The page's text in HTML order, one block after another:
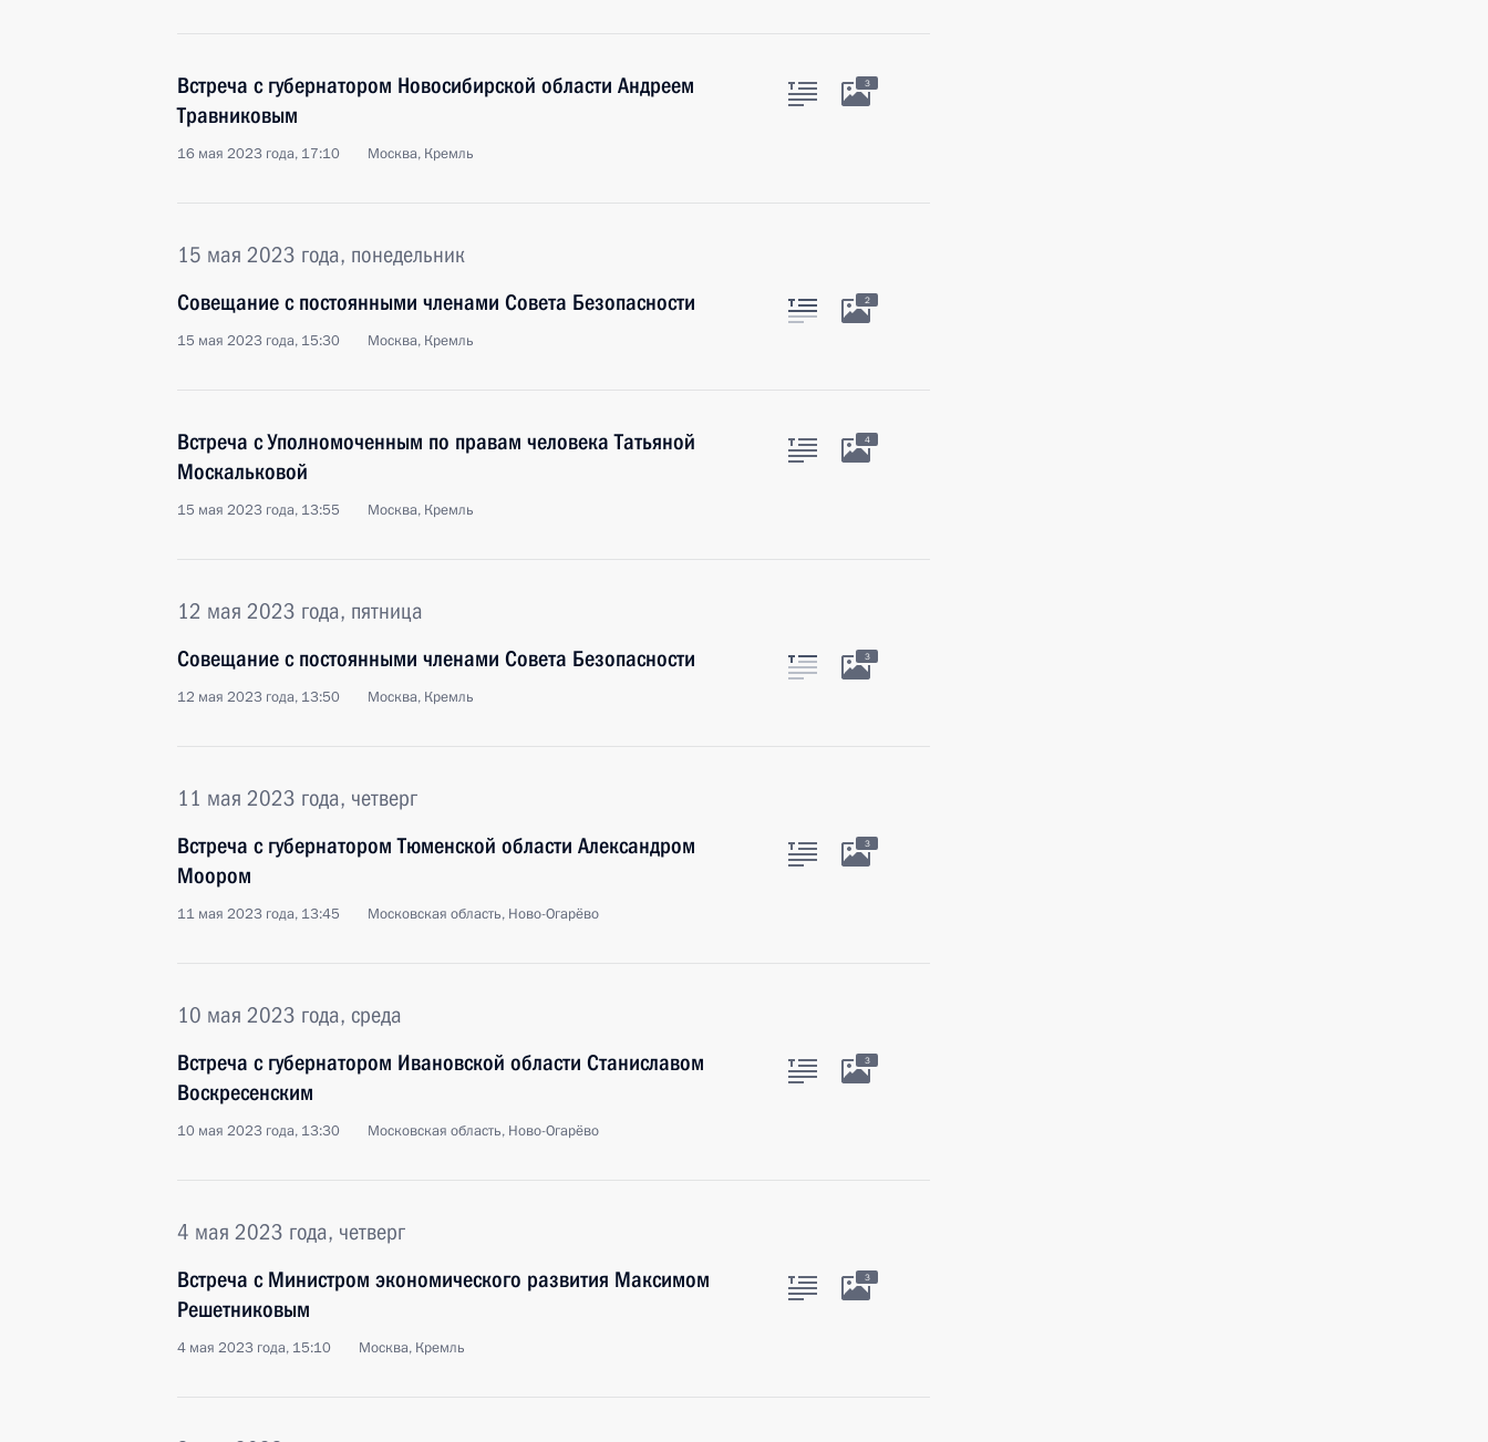
Встреча с губернатором Новосибирской области Андреем
Травниковым
16 мая 2023 года, 17:10 Москва, Кремль
3
15 мая 2023 года, понедельник
Совещание с постоянными членами Совета Безопасности
15 мая 2023 года, 15:30 Москва, Кремль
2
Встреча с Уполномоченным по правам человека Татьяной
Москальковой
15 мая 2023 года, 13:55 Москва, Кремль
4
12 мая 2023 года, пятница
Совещание с постоянными членами Совета Безопасности
12 мая 2023 года, 13:50 Москва, Кремль
3
11 мая 2023 года, четверг
Встреча с губернатором Тюменской области Александром
Моором
11 мая 2023 года, 13:45 Московская область, Ново-Огарёво
3
10 мая 2023 года, среда
Встреча с губернатором Ивановской области Станиславом
Воскресенским
10 мая 2023 года, 13:30 Московская область, Ново-Огарёво
3
4 мая 2023 года, четверг
Встреча с Министром экономического развития Максимом
Решетниковым
4 мая 2023 года, 15:10 Москва, Кремль
3